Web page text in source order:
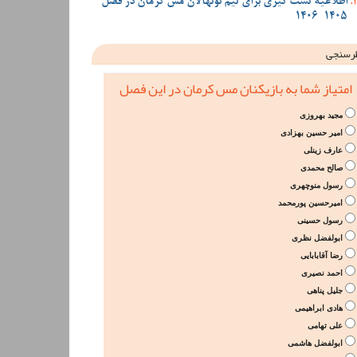
1405-1406
امتیاز شما به بازیکنان مس کرمان در این فصل
مجید بهروزی
امیر حسین بهزادی
عارف زینلی
صالح محمدی
رسول منوچهری
امیرحسین پورمحمد
رسول حسینی
ابولفضل نظری
رضا آقابابایی
احمد نصیری
جلیل پناهی
هادی ابراهیمی
علی تهامی
ابولفضل هاشمی